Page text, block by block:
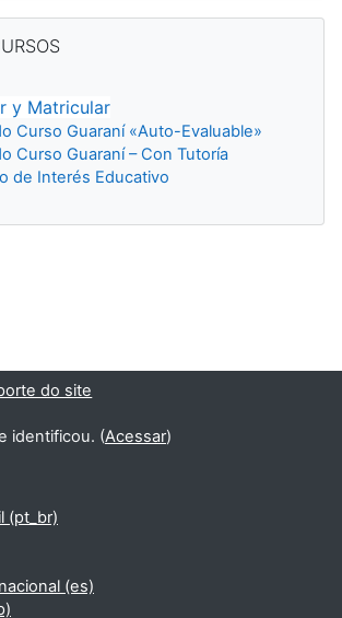
y Matricular
Curso Guaraní «Auto-Evaluable»
Curso Guaraní – Con Tutoría
de Interés Educativo
do site
identificou. (Acessar)
‎(pt_br)‎
‎(es)‎